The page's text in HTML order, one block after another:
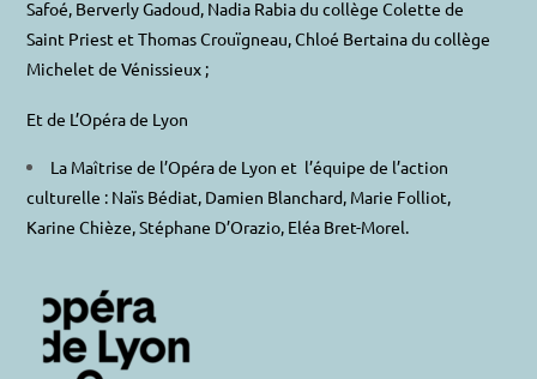
Safoé, Berverly Gadoud, Nadia Rabia du collège Colette de
Saint Priest et Thomas Crouïgneau, Chloé Bertaina du collège
Michelet de Vénissieux ;
Et de L’Opéra de Lyon
La Maîtrise de l’Opéra de Lyon et l’équipe de l’action
culturelle : Naïs Bédiat, Damien Blanchard, Marie Folliot,
Karine Chièze, Stéphane D’Orazio, Eléa Bret-Morel.